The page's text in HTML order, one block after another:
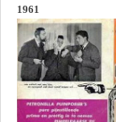
1961